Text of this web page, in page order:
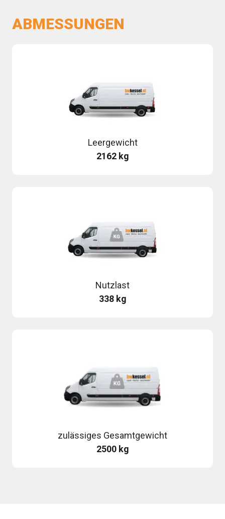
ABMESSUNGEN
Leergewicht
2162 kg
Nutzlast
338 kg
zulässiges Gesamtgewicht
2500 kg